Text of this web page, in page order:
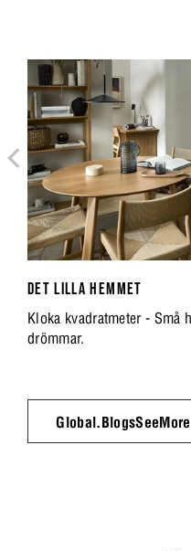
DET LILLA HEMMET
Kloka kvadratmeter - Små
drömmar.
Global.BlogsSeeMore